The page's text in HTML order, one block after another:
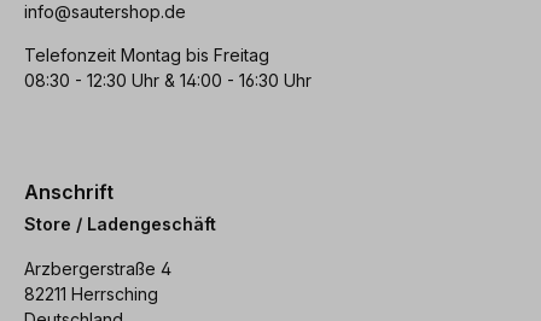
info@sautershop.de
Telefonzeit Montag bis Freitag
08:30 - 12:30 Uhr & 14:00 - 16:30 Uhr
Anschrift
Store / Ladengeschäft
Arzbergerstraße 4
82211 Herrsching